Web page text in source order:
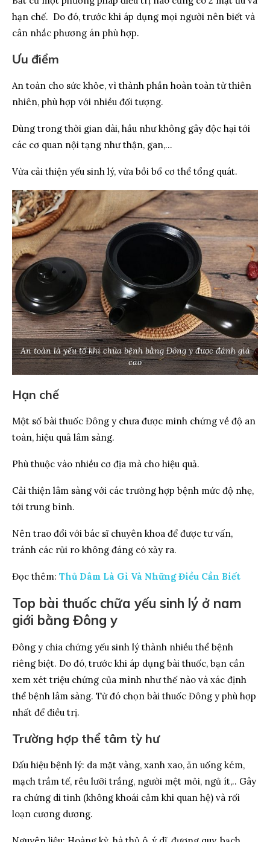
hạn chế. Do đó, trước khi áp dụng mọi người nên biết và
cân nhắc phương án phù hợp.
Ưu điểm
An toàn cho sức khỏe, vì thành phần hoàn toàn từ thiên
nhiên, phù hợp với nhiều đối tượng.
Dùng trong thời gian dài, hầu như không gây độc hại tới
các cơ quan nội tạng như thận, gan,…
Vừa cải thiện yếu sinh lý, vừa bồi bổ cơ thể tổng quát.
An toàn là yếu tố khi chữa bệnh bằng Đông y được đánh giá
cao
Hạn chế
Một số bài thuốc Đông y chưa được minh chứng về độ an
toàn, hiệu quả lâm sàng.
Phù thuộc vào nhiều cơ địa mà cho hiệu quả.
Cải thiện lâm sàng với các trường hợp bệnh mức độ nhẹ,
tới trung bình.
Nên trao đổi với bác sĩ chuyên khoa để được tư vấn,
tránh các rủi ro không đáng có xảy ra.
Đọc thêm: Thủ Dâm Là Gì Và Những Điều Cần Biết
Top bài thuốc chữa yếu sinh lý ở nam
giới bằng Đông y
Đông y chia chứng yếu sinh lý thành nhiều thể bệnh
riêng biệt. Do đó, trước khi áp dụng bài thuốc, bạn cần
xem xét triệu chứng của mình như thế nào và xác định
thể bệnh lâm sàng. Từ đó chọn bài thuốc Đông y phù hợp
nhất để điều trị.
Trường hợp thể tâm tỳ hư
Dấu hiệu bệnh lý: da mặt vàng, xanh xao, ăn uống kém,
mạch trầm tế, rêu lưỡi trắng, người mệt mỏi, ngủ ít,.. Gây
ra chứng di tinh (không khoái cảm khi quan hệ) và rối
loạn cương dương.